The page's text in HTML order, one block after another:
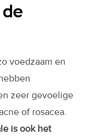
voedzaam en
zeer gevoelige
of rosacea.
is ook het